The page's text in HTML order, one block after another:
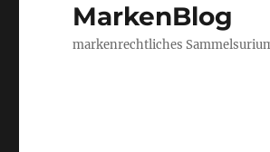
MarkenBlog
markenrechtliches